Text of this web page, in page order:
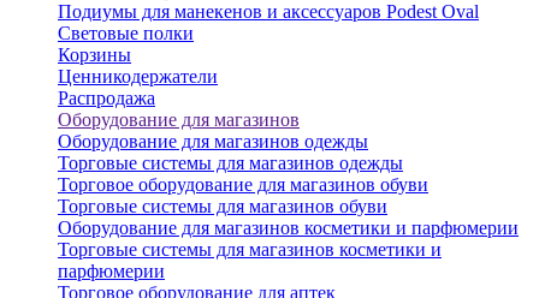
Подиумы для манекенов и аксессуаров Podest Oval
Световые полки
Корзины
Ценникодержатели
Распродажа
Оборудование для магазинов
Оборудование для магазинов одежды
Торговые системы для магазинов одежды
Торговое оборудование для магазинов обуви
Торговые системы для магазинов обуви
Оборудование для магазинов косметики и парфюмерии
Торговые системы для магазинов косметики и
парфюмерии
Торговое оборудование для аптек